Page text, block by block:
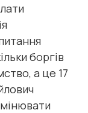
боргів
а це 17